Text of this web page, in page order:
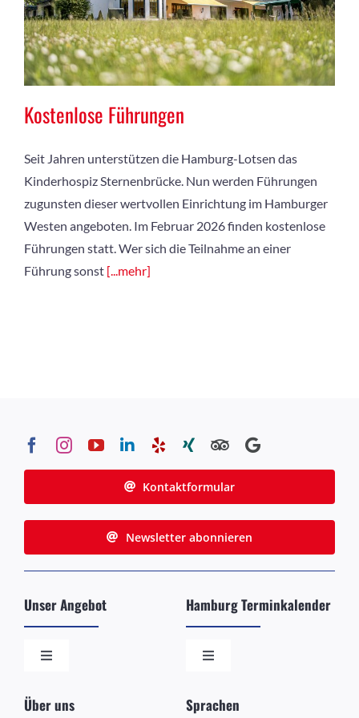
Kostenlose Führungen
Seit Jahren unterstützen die Hamburg-Lotsen das
Kinderhospiz Sternenbrücke. Nun werden Führungen
zugunsten dieser wertvollen Einrichtung im Hamburger
Westen angeboten. Im Februar 2026 finden kostenlose
Führungen statt. Wer sich die Teilnahme an einer
Führung sonst [...mehr]
Kontaktformular
Newsletter abonnieren
Unser Angebot
Toggle
Die beliebtesten Stadtführungen
Hamburg Terminkalender
Toggle
Schiffsankünfte in Hamburg
Über uns Sprachen